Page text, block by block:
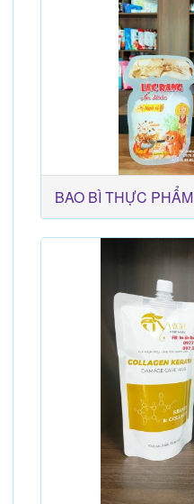
BAO BÌ THỰC PHẨM